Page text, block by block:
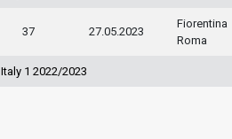
37 27.05.2023
Fiorentina
Roma
Italy 1 2022/2023